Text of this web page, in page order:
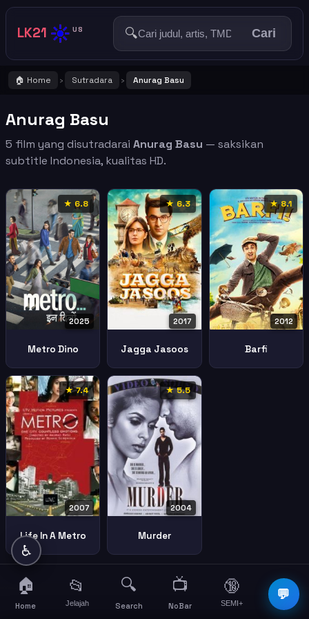
LK21 ☀️ US 🔍 Cari
🏠 Home › Sutradara › Anurag Basu
Anurag Basu
5 film yang disutradarai Anurag Basu — saksikan
subtitle Indonesia, kualitas HD.
★ 6.8
2025
Metro Dino
★ 6.3
2017
Jagga Jasoos
★ 8.1
2012
Barfi
★ 7.4
2007
Life In A Metro
★ 5.5
2004
Murder
💬
♿
🏠
Home
📂
Jelajah
🔍
Search
📺
NoBar
🔞
SEMI+
☰